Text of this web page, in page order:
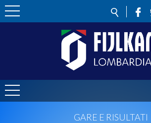
GARE E RISULTATI